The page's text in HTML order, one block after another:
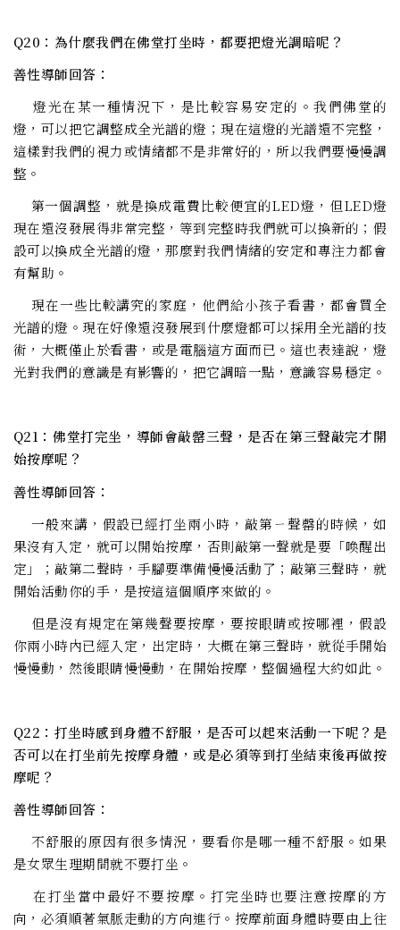
Q20：為什麼我們在佛堂打坐時，都要把燈光調暗呢？
善性導師回答：
燈光在某一種情況下，是比較容易安定的。我們佛堂的
燈，可以把它調整成全光譜的燈；現在這燈的光譜還不完整，
這樣對我們的視力或情緒都不是非常好的，所以我們要慢慢調
整。
第一個調整，就是換成電費比較便宜的LED燈，但LED燈
現在還沒發展得非常完整，等到完整時我們就可以換新的；假
設可以換成全光譜的燈，那麼對我們情緒的安定和專注力都會
有幫助。
現在一些比較講究的家庭，他們給小孩子看書，都會買全
光譜的燈。現在好像還沒發展到什麼燈都可以採用全光譜的技
術，大概僅止於看書，或是電腦這方面而已。這也表達說，燈
光對我們的意識是有影響的，把它調暗一點，意識容易穩定。
Q21：佛堂打完坐，導師會敲罄三聲，是否在第三聲敲完才開
始按摩呢？
善性導師回答：
一般來講，假設已經打坐兩小時，敲第ㄧ聲罄的時候，如
果沒有入定，就可以開始按摩，否則敲第一聲就是要「喚醒出
定」；敲第二聲時，手腳要準備慢慢活動了；敲第三聲時，就
開始活動你的手，是按這這個順序來做的。
但是沒有規定在第幾聲要按摩，要按眼睛或按哪裡，假設
你兩小時內已經入定，出定時，大概在第三聲時，就從手開始
慢慢動，然後眼睛慢慢動，在開始按摩，整個過程大約如此。
Q22：打坐時感到身體不舒服，是否可以起來活動一下呢？是
否可以在打坐前先按摩身體，或是必須等到打坐結束後再做按
摩呢？
善性導師回答：
不舒服的原因有很多情況，要看你是哪一種不舒服。如果
是女眾生理期間就不要打坐。
在打坐當中最好不要按摩。打完坐時也要注意按摩的方
向，必須順著氣脈走動的方向進行。按摩前面身體時要由上往